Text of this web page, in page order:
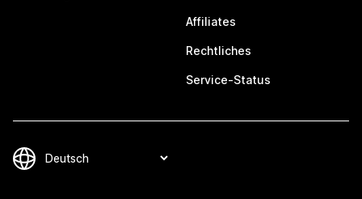
Affiliates
Rechtliches
Service-Status